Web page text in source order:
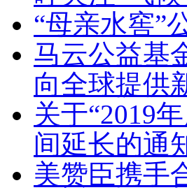
“母亲水窖”
马云公益基
向全球提供
关于“2019
间延长的通
美赞臣携手